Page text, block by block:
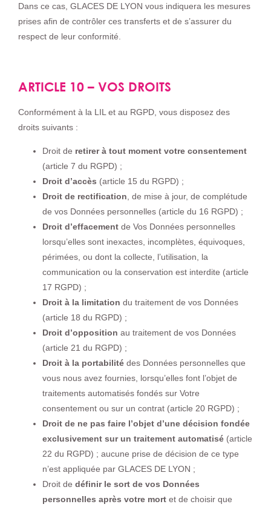
Dans ce cas, GLACES DE LYON vous indiquera les mesures
prises afin de contrôler ces transferts et de s’assurer du
respect de leur conformité.
ARTICLE 10 – VOS DROITS
Conformément à la LIL et au RGPD, vous disposez des
droits suivants :
Droit de retirer à tout moment votre consentement
(article 7 du RGPD) ;
Droit d’accès (article 15 du RGPD) ;
Droit de rectification, de mise à jour, de complétude
de vos Données personnelles (article du 16 RGPD) ;
Droit d’effacement de Vos Données personnelles
lorsqu’elles sont inexactes, incomplètes, équivoques,
périmées, ou dont la collecte, l’utilisation, la
communication ou la conservation est interdite (article
17 RGPD) ;
Droit à la limitation du traitement de vos Données
(article 18 du RGPD) ;
Droit d’opposition au traitement de vos Données
(article 21 du RGPD) ;
Droit à la portabilité des Données personnelles que
vous nous avez fournies, lorsqu’elles font l’objet de
traitements automatisés fondés sur Votre
consentement ou sur un contrat (article 20 RGPD) ;
Droit de ne pas faire l’objet d’une décision fondée
exclusivement sur un traitement automatisé (article
22 du RGPD) ; aucune prise de décision de ce type
n’est appliquée par GLACES DE LYON ;
Droit de définir le sort de vos Données
personnelles après votre mort et de choisir que